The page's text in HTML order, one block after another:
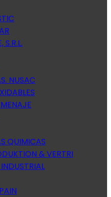
S.R.L.
NUSAC
QUIMICAS
& VERTRI